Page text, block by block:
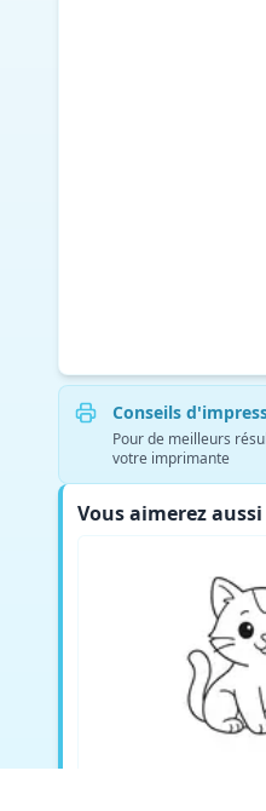
Conseils
Pour de meilleurs
votre imprimante
Vous aimerez aussi